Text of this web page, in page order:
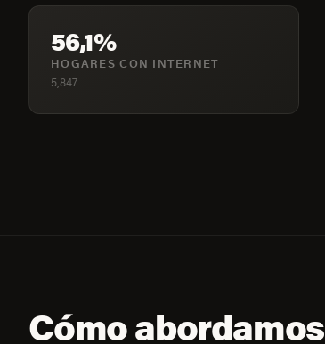
56,1%
HOGARES CON INTERNET
5,847
Cómo abordamos